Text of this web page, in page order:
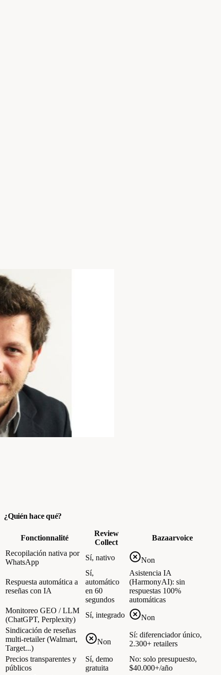
¿Quién hace qué?
Fonctionnalité
Review
Collect
Bazaarvoice
Recopilación nativa por
WhatsApp
Sí, nativo Non
Respuesta automática a
reseñas con IA
Sí,
automático
en 60
segundos
Asistencia IA
(HarmonyAI): sin
respuestas 100%
automáticas
Monitoreo GEO / LLM
(ChatGPT, Perplexity)
Sí, integrado
Non
Sindicación de reseñas
multi-retailer (Walmart,
Target...)
Non
Sí: diferenciador único,
2.300+ retailers
Precios transparentes y
públicos
Sí, demo
gratuita
No: solo presupuesto,
$40.000+/año